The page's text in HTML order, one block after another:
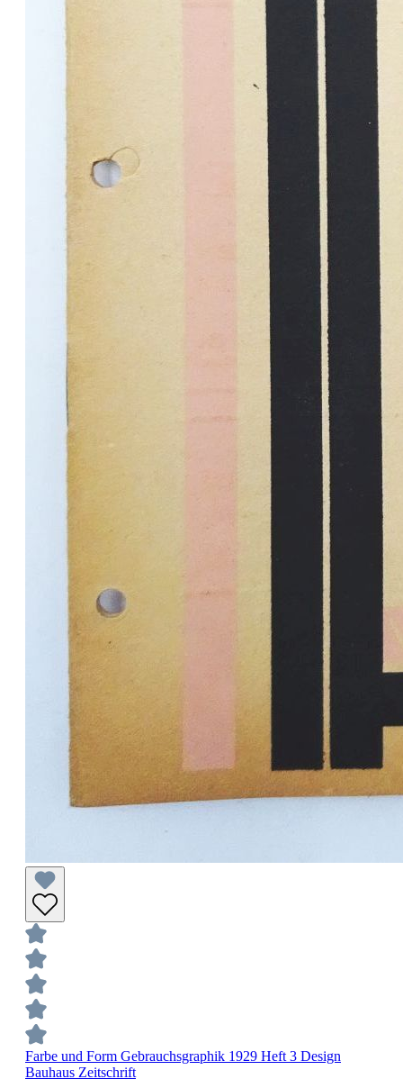
Farbe und Form Gebrauchsgraphik 1929 Heft 3 Design
Bauhaus Zeitschrift